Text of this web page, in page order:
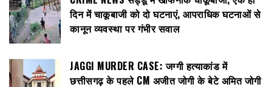
दिन में चाकूबाजी को दो घटनाएं, आपराधिक घटनाओं से
कानून व्यवस्था पर गंभीर सवाल
JAGGI MURDER CASE: जग्गी हत्याकांड में
छत्तीसगढ़ के पहले CM अजीत जोगी के बेटे अमित जोगी